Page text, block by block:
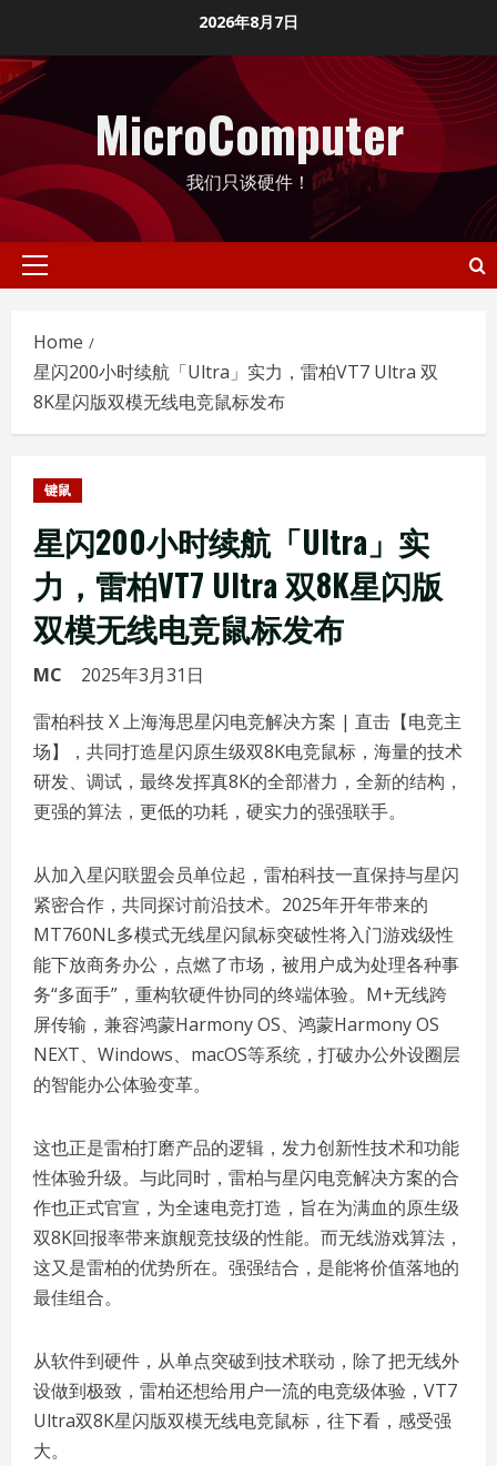
content
2026年8月7日
MicroComputer
我们只谈硬件！
Primary
Home
星闪200小时续航「Ultra」实力，雷柏VT7 Ultra 双
8K星闪版双模无线电竞鼠标发布
键鼠
星闪200小时续航「Ultra」实
力，雷柏VT7 Ultra 双8K星闪版
双模无线电竞鼠标发布
MC
2025年3月31日
雷柏科技 X 上海海思星闪电竞解决方案 | 直击【电竞主
场】，共同打造星闪原生级双8K电竞鼠标，海量的技术
研发、调试，最终发挥真8K的全部潜力，全新的结构，
更强的算法，更低的功耗，硬实力的强强联手。
从加入星闪联盟会员单位起，雷柏科技一直保持与星闪
紧密合作，共同探讨前沿技术。2025年开年带来的
MT760NL多模式无线星闪鼠标突破性将入门游戏级性
能下放商务办公，点燃了市场，被用户成为处理各种事
务“多面手”，重构软硬件协同的终端体验。M+无线跨
屏传输，兼容鸿蒙Harmony OS、鸿蒙Harmony OS
NEXT、Windows、macOS等系统，打破办公外设圈层
的智能办公体验变革。
这也正是雷柏打磨产品的逻辑，发力创新性技术和功能
性体验升级。与此同时，雷柏与星闪电竞解决方案的合
作也正式官宣，为全速电竞打造，旨在为满血的原生级
双8K回报率带来旗舰竞技级的性能。而无线游戏算法，
这又是雷柏的优势所在。强强结合，是能将价值落地的
最佳组合。
从软件到硬件，从单点突破到技术联动，除了把无线外
设做到极致，雷柏还想给用户一流的电竞级体验，VT7
Ultra双8K星闪版双模无线电竞鼠标，往下看，感受强
大。